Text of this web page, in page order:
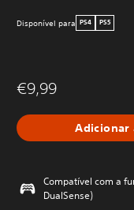
Disponível para PS4 PS5
€9,99
Adicionar
Compatível com a
DualSense)